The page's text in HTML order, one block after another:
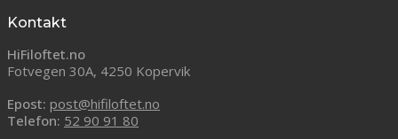
Kontakt
HiFiloftet.no
Fotvegen 30A, 4250 Kopervik
Epost: post@hifiloftet.no
Telefon: 52 90 91 80